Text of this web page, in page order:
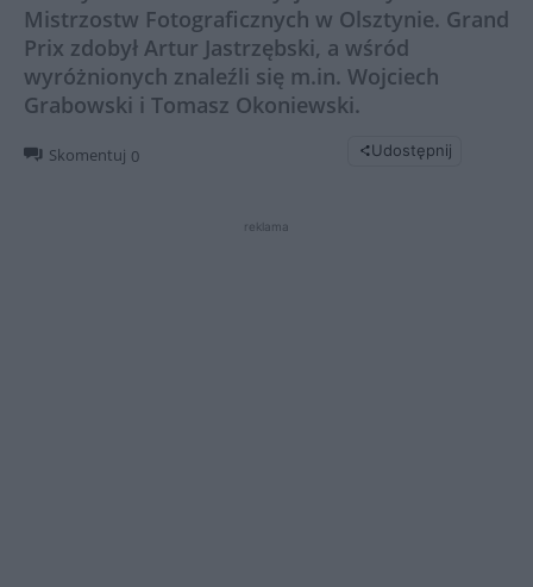
Mistrzostw Fotograficznych w Olsztynie. Grand
Prix zdobył Artur Jastrzębski, a wśród
wyróżnionych znaleźli się m.in. Wojciech
Grabowski i Tomasz Okoniewski.
Skomentuj 0 Udostępnij
reklama